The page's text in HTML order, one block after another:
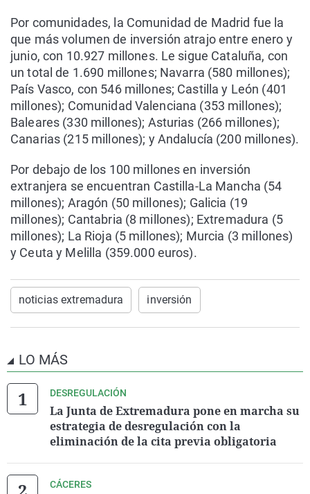
Por comunidades, la Comunidad de Madrid fue la
que más volumen de inversión atrajo entre enero y
junio, con 10.927 millones. Le sigue Cataluña, con
un total de 1.690 millones; Navarra (580 millones);
País Vasco, con 546 millones; Castilla y León (401
millones); Comunidad Valenciana (353 millones);
Baleares (330 millones); Asturias (266 millones);
Canarias (215 millones); y Andalucía (200 millones).
Por debajo de los 100 millones en inversión
extranjera se encuentran Castilla-La Mancha (54
millones); Aragón (50 millones); Galicia (19
millones); Cantabria (8 millones); Extremadura (5
millones); La Rioja (5 millones); Murcia (3 millones)
y Ceuta y Melilla (359.000 euros).
noticias extremadura inversión
LO MÁS
DESREGULACIÓN
La Junta de Extremadura pone en marcha su
estrategia de desregulación con la
eliminación de la cita previa obligatoria
CÁCERES